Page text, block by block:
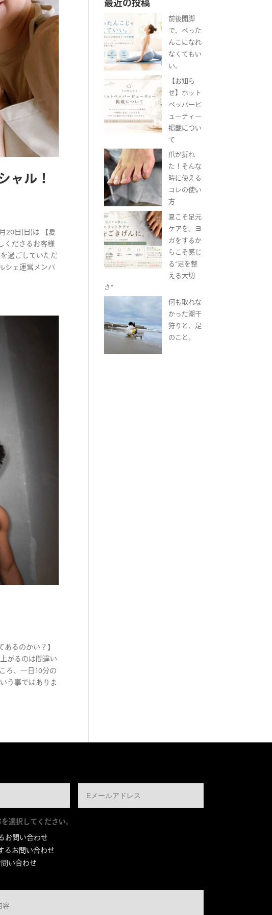
ャル！
20日(日)は 【夏
くださるお客様
過ごしていただ
シェ運営メンバ
るのかい？】
がるのは間違い
ろ、一日10分の
う事ではありま
最近の投稿
前後開脚
で、ぺった
んこになれ
なくてもい
い。
【お知ら
せ】ホット
ペッパービ
ューティー
掲載につい
て
爪が折れ
た！そんな
時に使える
コレの使い
方
夏こそ足元
ケアを。ヨ
ガをするか
らこそ感じ
る“足を整
える大切
さ”
何も取れな
かった潮干
狩りと、足
のこと。
選択してください。
お問い合わせ
るお問い合わせ
い合わせ